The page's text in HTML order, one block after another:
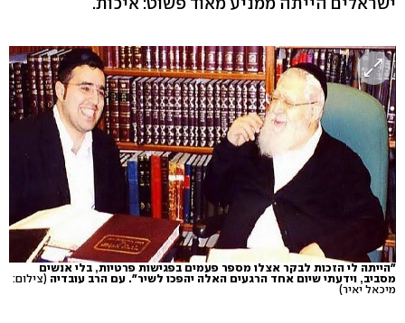
"הייתה לי הזכות לבקר אצלו מספר פעמים בפגישות פרטיות, בלי אנשים
מסביב, וידעתי שיום אחד הרגעים האלה יהפכו לשיר". עם הרב עובדיה (צילום:
מיכאל יאיר)